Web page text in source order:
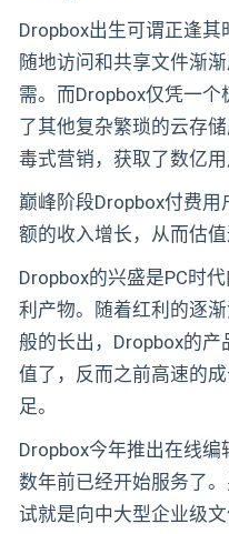
Dropbox出生可谓正逢
随地访问和共享文件渐
需。而Dropbox仅凭一
了其他复杂繁琐的云存
毒式营销，获取了数亿用
巅峰阶段Dropbox付费用
额的收入增长，从而估
Dropbox的兴盛是PC时
利产物。随着红利的逐
般的长出，Dropbox的
值了，反而之前高速的
足。
Dropbox今年推出在线编
数年前已经开始服务了
试就是向中大型企业级